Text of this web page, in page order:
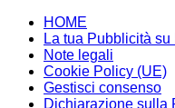
HOME
La tua Pubblicità
Note legali
Cookie Policy (UE)
Gestisci consenso
Dichiarazione sulla